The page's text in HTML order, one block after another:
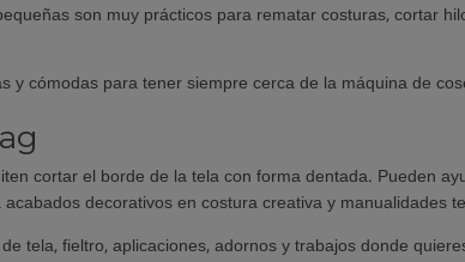
son muy prácticos para rematar costuras, cortar
y cómodas para tener siempre cerca de la máquina de
cortar el borde de la tela con forma dentada. Pueden
decorativos en costura creativa y manualidades
tela, fieltro, aplicaciones, adornos y trabajos donde